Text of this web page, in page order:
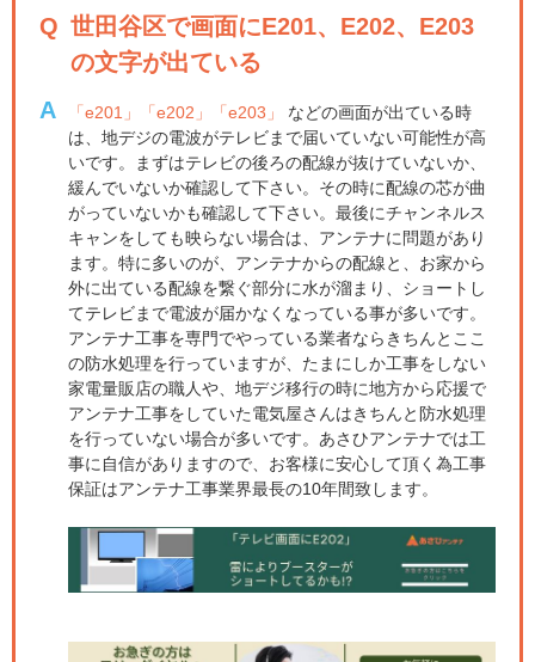
Q 世田谷区で画面にE201、E202、E203
の文字が出ている
A
「e201」「e202」「e203」 などの画面が出ている時
は、地デジの電波がテレビまで届いていない可能性が高
いです。まずはテレビの後ろの配線が抜けていないか、
緩んでいないか確認して下さい。その時に配線の芯が曲
がっていないかも確認して下さい。最後にチャンネルス
キャンをしても映らない場合は、アンテナに問題があり
ます。特に多いのが、アンテナからの配線と、お家から
外に出ている配線を繋ぐ部分に水が溜まり、ショートし
てテレビまで電波が届かなくなっている事が多いです。
アンテナ工事を専門でやっている業者ならきちんとここ
の防水処理を行っていますが、たまにしか工事をしない
家電量販店の職人や、地デジ移行の時に地方から応援で
アンテナ工事をしていた電気屋さんはきちんと防水処理
を行っていない場合が多いです。あさひアンテナでは工
事に自信がありますので、お客様に安心して頂く為工事
保証はアンテナ工事業界最長の10年間致します。